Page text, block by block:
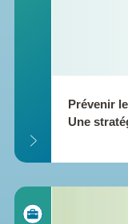
Prévenir
Une